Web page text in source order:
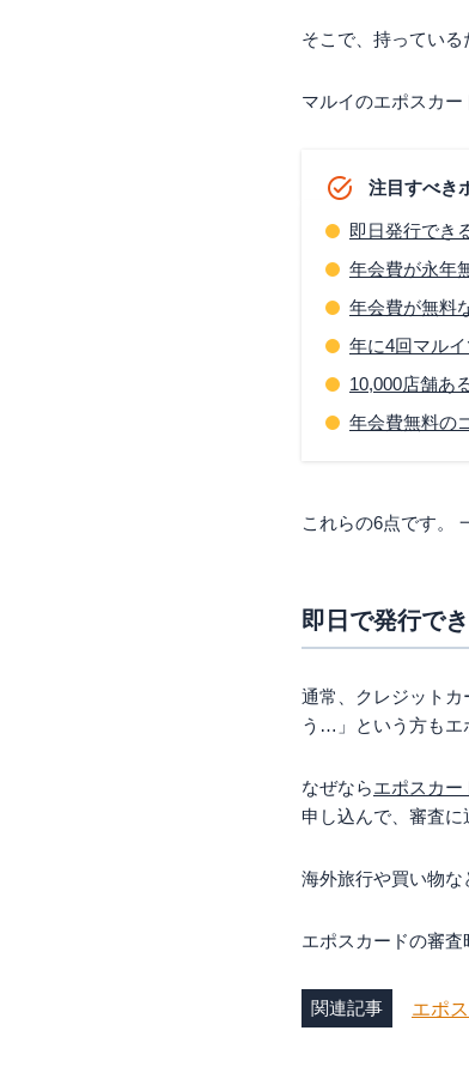
そこで、持ってい
マルイのエポスカ
注目すべき
即日発行でき
年会費が永年
年会費が無料
年に4回マル
10,000店舗あ
年会費無料の
これらの6点です。
即日で発行で
通常、クレジット
う…」という方もエ
なぜならエポスカー
申し込んで、審査に
海外旅行や買い物な
エポスカードの審
関連記事 エポ